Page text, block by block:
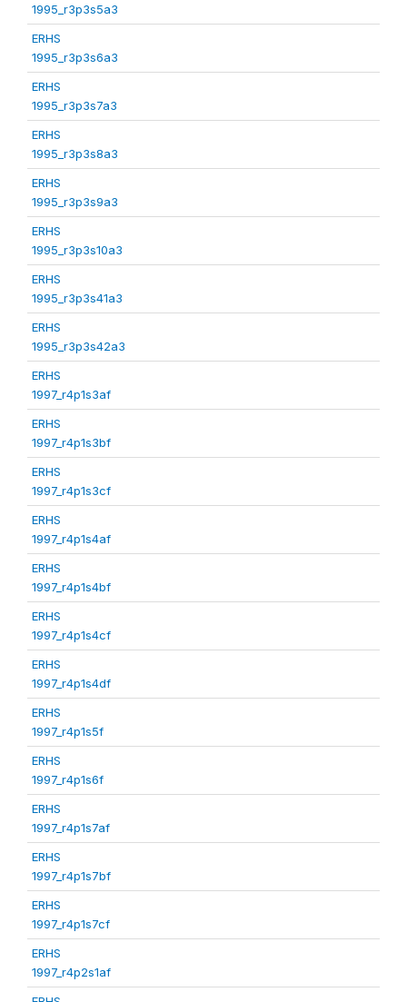
1995_r3p3s5a3
ERHS
1995_r3p3s6a3
ERHS
1995_r3p3s7a3
ERHS
1995_r3p3s8a3
ERHS
1995_r3p3s9a3
ERHS
1995_r3p3s10a3
ERHS
1995_r3p3s41a3
ERHS
1995_r3p3s42a3
ERHS
1997_r4p1s3af
ERHS
1997_r4p1s3bf
ERHS
1997_r4p1s3cf
ERHS
1997_r4p1s4af
ERHS
1997_r4p1s4bf
ERHS
1997_r4p1s4cf
ERHS
1997_r4p1s4df
ERHS
1997_r4p1s5f
ERHS
1997_r4p1s6f
ERHS
1997_r4p1s7af
ERHS
1997_r4p1s7bf
ERHS
1997_r4p1s7cf
ERHS
1997_r4p2s1af